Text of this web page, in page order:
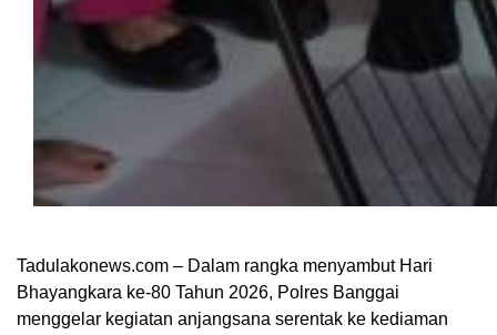
Tadulakonews.com – Dalam rangka menyambut Hari
Bhayangkara ke-80 Tahun 2026, Polres Banggai
menggelar kegiatan anjangsana serentak ke kediaman